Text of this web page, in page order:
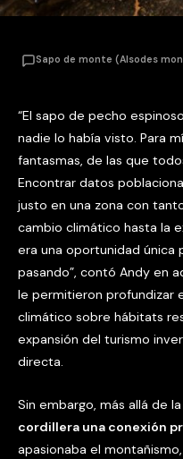
Sapo de monte (Alsodes
“El sapo de pecho
nadie lo había visto. Para
fantasmas, de las que
Encontrar datos
justo en una zona con
cambio climático hasta la
era una oportunidad única
pasando”, contó Andy en
le permitieron profundizar
climático sobre hábitats
expansión del turismo
directa.
Sin embargo, más allá de
cordillera una conexión
apasionaba el